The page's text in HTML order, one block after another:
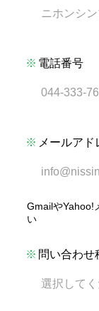
電話番号
メールアド
GmailやYahoo!
い
問い合わせ